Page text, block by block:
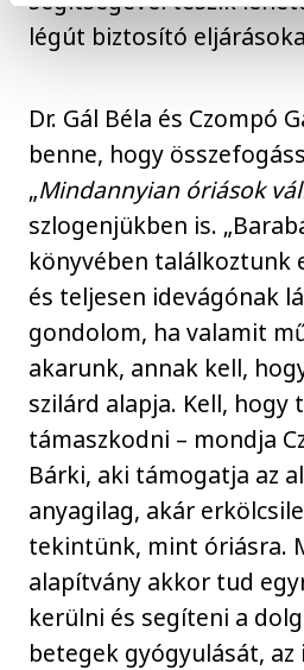
légút biztosító
Dr. Gál Béla és Czompó
benne, hogy
„Mindannyian óriások
szlogenjükben is.
könyvében találkoztunk
és teljesen idevágónak
gondolom, ha valamit
akarunk, annak kell,
szilárd alapja. Kell,
támaszkodni – mondja
Bárki, aki támogatja az
anyagilag, akár
tekintünk, mint óriásra.
alapítvány akkor tud
kerülni és segíteni a
betegek gyógyulását,